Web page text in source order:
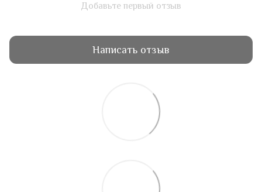
Добавьте первый отзыв
Написать отзыв